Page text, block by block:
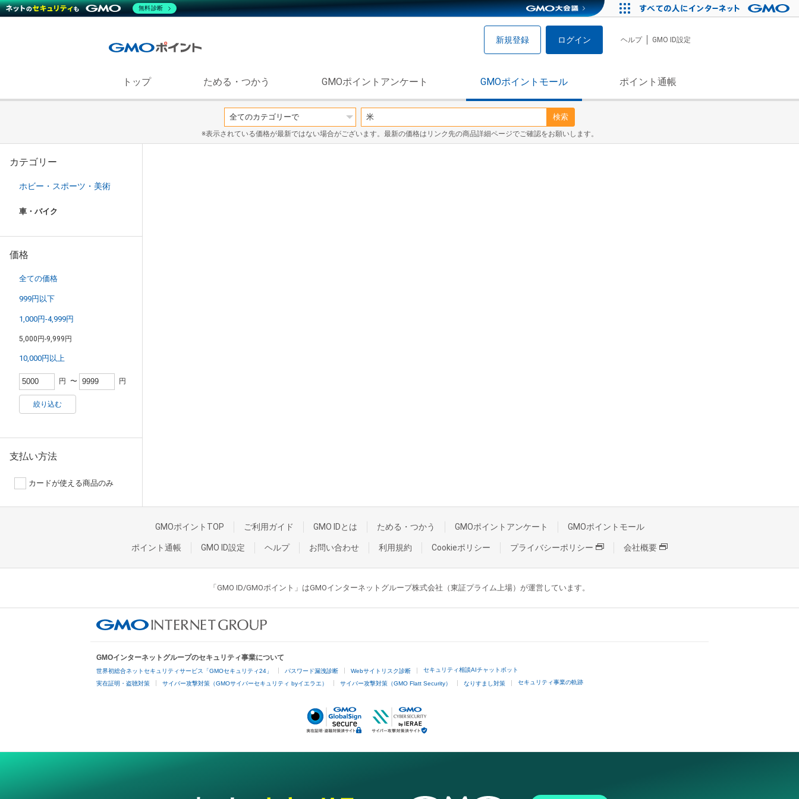
新規登録 ログイン ヘルプ GMO ID設定
トップ ためる・つかう GMOポイントアンケート GMOポイントモール ポイント通帳
検索
※表示されている価格が最新ではない場合がございます。最新の価格はリンク先の商品詳細ページでご確認をお願いします。
カテゴリー
ホビー・スポーツ・美術
車・バイク
価格
全ての価格
999円以下
1,000円-4,999円
5,000円-9,999円
10,000円以上
円 〜 円
絞り込む
支払い方法
カードが使える商品のみ
GMOポイントTOP ご利用ガイド GMO IDとは ためる・つかう GMOポイントアンケート GMOポイントモール
ポイント通帳 GMO ID設定 ヘルプ お問い合わせ 利用規約 Cookieポリシー プライバシーポリシー 会社概要
「GMO ID/GMOポイント」はGMOインターネットグループ株式会社（東証プライム上場）が運営しています。
GMOインターネットグループのセキュリティ事業について
世界初総合ネットセキュリティサービス「GMOセキュリティ24」 パスワード漏洩診断 Webサイトリスク診断 セキュリティ相談AIチャットボット
実在証明・盗聴対策 サイバー攻撃対策（GMOサイバーセキュリティ byイエラエ） サイバー攻撃対策（GMO Flatt Security） なりすまし対策 セキュリティ事業の軌跡
無料診断